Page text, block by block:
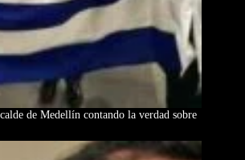
de Medellín contando la verdad sobre